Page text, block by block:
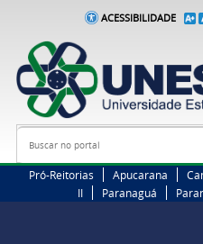
ACESSIBILIDADE
Busca
Pró-Reitorias Apucarana
II
Paranaguá